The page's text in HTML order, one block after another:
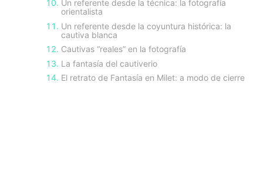
Un referente desde la técnica: la fotografía
orientalista
Un referente desde la coyuntura histórica: la
cautiva blanca
Cautivas “reales” en la fotografía
La fantasía del cautiverio
El retrato de Fantasía en Milet: a modo de cierre